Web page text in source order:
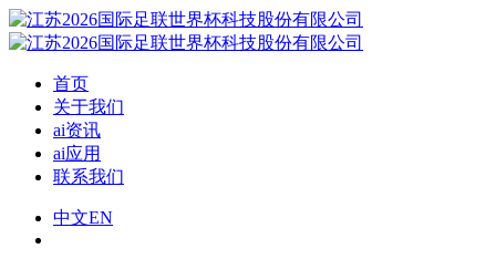
首页
关于我们
ai资讯
ai应用
联系我们
中文EN